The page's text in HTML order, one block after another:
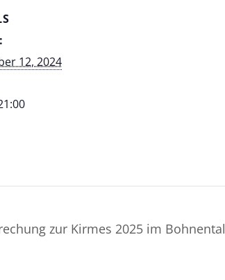
12, 2024
zur Kirmes 2025 im Bohnental